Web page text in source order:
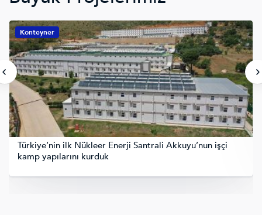
Konteyner
Türkiye’nin ilk Nükleer Enerji Santrali Akkuyu’nun işçi
kamp yapılarını kurduk